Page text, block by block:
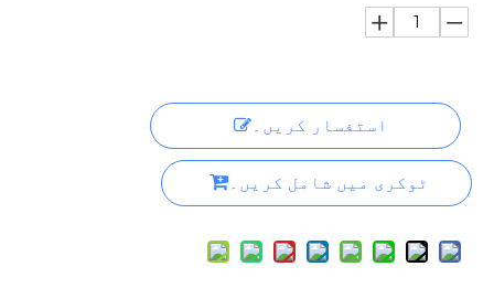
استفسار کریں۔
ٹوکری میں شامل کریں۔